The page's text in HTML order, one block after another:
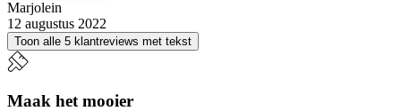
Marjolein
12 augustus 2022
Toon alle 5 klantreviews met tekst
Maak het mooier